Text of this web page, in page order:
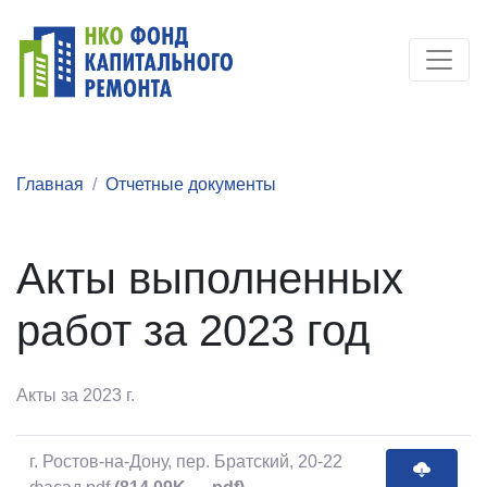
Главная Отчетные документы
Акты выполненных
работ за 2023 год
Акты за 2023 г.
г. Ростов-на-Дону, пер. Братский, 20-22